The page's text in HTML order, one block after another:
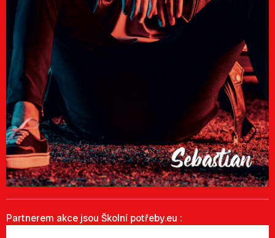
Partnerem akce jsou Školní potřeby.eu :